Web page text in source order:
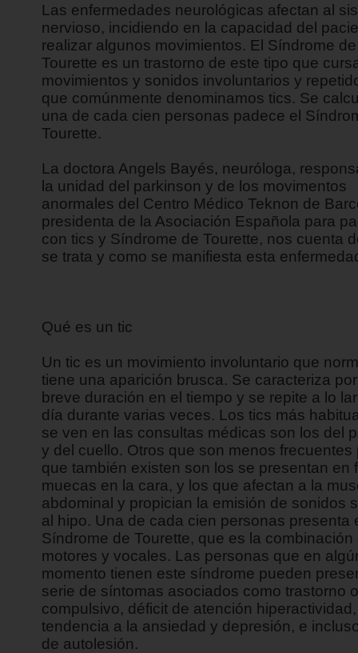
Las enfermedades neurológicas afectan al
nervioso, incidiendo en la capacidad del
realizar algunos movimientos. El Síndrome de
Tourette es un trastorno de este tipo que
movimientos y sonidos involuntarios y
que comúnmente denominamos tics. Se
una de cada cien personas padece el
Tourette.
La doctora Angels Bayés, neuróloga,
la unidad del parkinson y de los movimentos
anormales del Centro Médico Teknon de
presidenta de la Asociación Española para
con tics y Síndrome de Tourette, nos cuenta
se trata y como se manifiesta esta
Qué es un tic
Un tic es un movimiento involuntario que
tiene una aparición brusca. Se caracteriza
breve duración en el tiempo y se repite a lo
día durante varias veces. Los tics más
se ven en las consultas médicas son los del
y del cuello. Otros que son menos frecuentes
que también existen son los se presentan en
muecas en la cara, y los que afectan a la
abdominal y propician la emisión de sonidos
al hipo. Una de cada cien personas presenta
Síndrome de Tourette, que es la combinación
motores y vocales. Las personas que en
momento tienen este síndrome pueden
serie de síntomas asociados como trastorno
compulsivo, déficit de atención hiperactividad,
tendencia a la ansiedad y depresión, e
de autolesión.